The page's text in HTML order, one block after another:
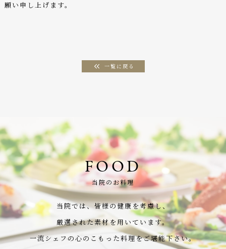
願い申し上げます。
一覧に戻る
FOOD
当院のお料理
当院では、皆様の健康を考慮し、
厳選された素材を用いています。
一流シェフの心のこもった料理をご堪能下さい。